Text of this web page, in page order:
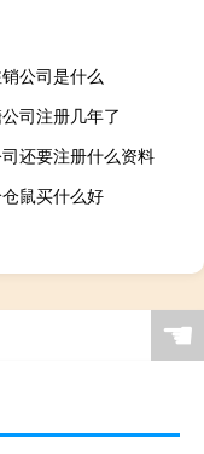
公司是什么
司注册几年了
还要注册什么资料
鼠买什么好
☚